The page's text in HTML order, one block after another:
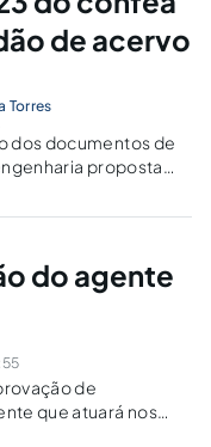
de acervo
Torres
dos documentos de
proposta
do agente
de
que atuará nos